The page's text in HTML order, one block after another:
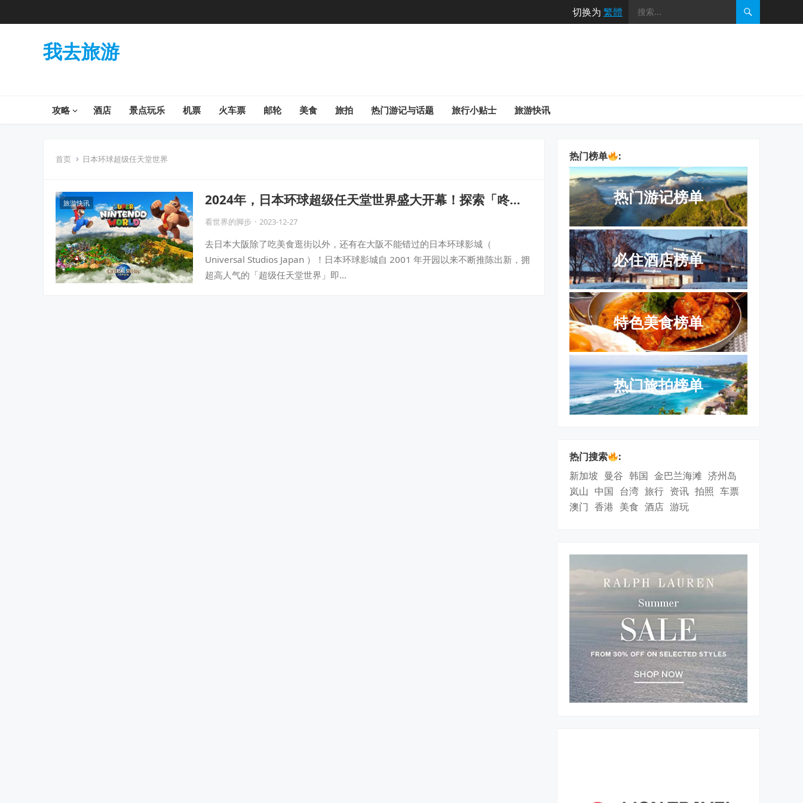
切换为 繁體
我去旅游
攻略 酒店 景点玩乐 机票 火车票 邮轮 美食 旅拍 热门游记与话题 旅行小贴士 旅游快讯
首页 日本环球超级任天堂世界
旅游快讯
2024年，日本环球超级任天堂世界盛大开幕！探索「咚奇
刚国度」，感受刺激疯狂矿车和逼真场景的冒险乐趣！
看世界的脚步 · 2023-12-27
去日本大阪除了吃美食逛街以外，还有在大阪不能错过的日本环球影城（
Universal Studios Japan ）！日本环球影城自 2001 年开园以来不断推陈出新，拥
超高人气的「超级任天堂世界」即…
热门榜单 :
热门游记榜单
必住酒店榜单
特色美食榜单
热门旅拍榜单
热门搜索
:
新加坡 曼谷 韩国 金巴兰海滩 济州岛
岚山 中国 台湾 旅行 资讯 拍照 车票
澳门 香港 美食 酒店 游玩